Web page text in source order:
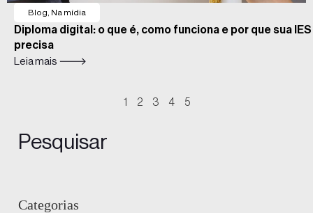
Blog Na mídia
Diploma digital: o que é, como funciona e por que sua IES
precisa
Leia mais 🡒
1 2 3 4 5
Pesquisar
Categorias